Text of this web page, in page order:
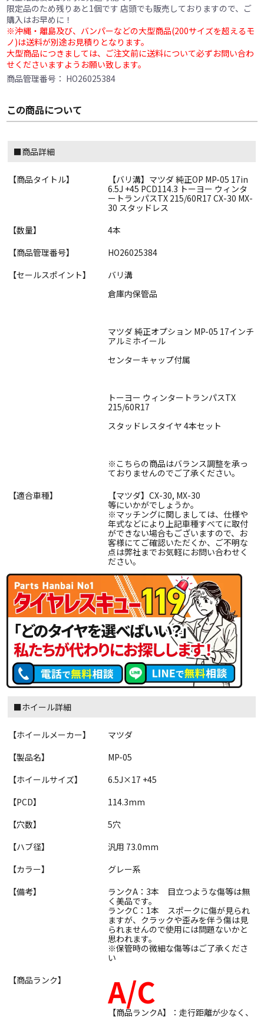
限定品のため残りあと1個です 店頭でも販売しておりますので、ご
購入はお早めに！
※沖縄・離島及び、バンパーなどの大型商品(200サイズを超えるモ
ノ)は送料が別途お見積りとなります。
大型商品につきましては、ご注文前に送料について必ずお問い合わ
せくださいますようお願い致します。
商品管理番号： HO26025384
この商品について
■商品詳細
【商品タイトル】
【バリ溝】マツダ 純正OP MP-05 17in
6.5J +45 PCD114.3 トーヨー ウィンタ
ートランパスTX 215/60R17 CX-30 MX-
30 スタッドレス
【数量】
4本
【商品管理番号】
HO26025384
【セールスポイント】
バリ溝
倉庫内保管品
マツダ 純正オプション MP-05 17インチ
アルミホイール
センターキャップ付属
トーヨー ウィンタートランパスTX
215/60R17
スタッドレスタイヤ 4本セット
※こちらの商品はバランス調整を承っ
ておりませんのでご了承ください。
【適合車種】
【マツダ】CX-30, MX-30
等にいかがでしょうか。
※マッチングに関しましては、仕様や
年式などにより上記車種すべてに取付
ができない場合もございますので、お
客様にてご確認いただくか、ご不明な
点は弊社までお気軽にお問い合わせく
ださい。
■ホイール詳細
【ホイールメーカー】
マツダ
【製品名】
MP-05
【ホイールサイズ】
6.5J×17 +45
【PCD】
114.3mm
【穴数】
5穴
【ハブ径】
汎用 73.0mm
【カラー】
グレー系
【備考】
ランクA：3本 目立つような傷等は無
く美品です。
ランクC：1本 スポークに傷が見られ
ますが、クラックや歪みを伴う傷は見
られませんので使用には問題ないかと
思われます。
※保管時の微細な傷等はご了承くださ
い
【商品ランク】
A/C
【商品ランクA】：走行距離が少なく、